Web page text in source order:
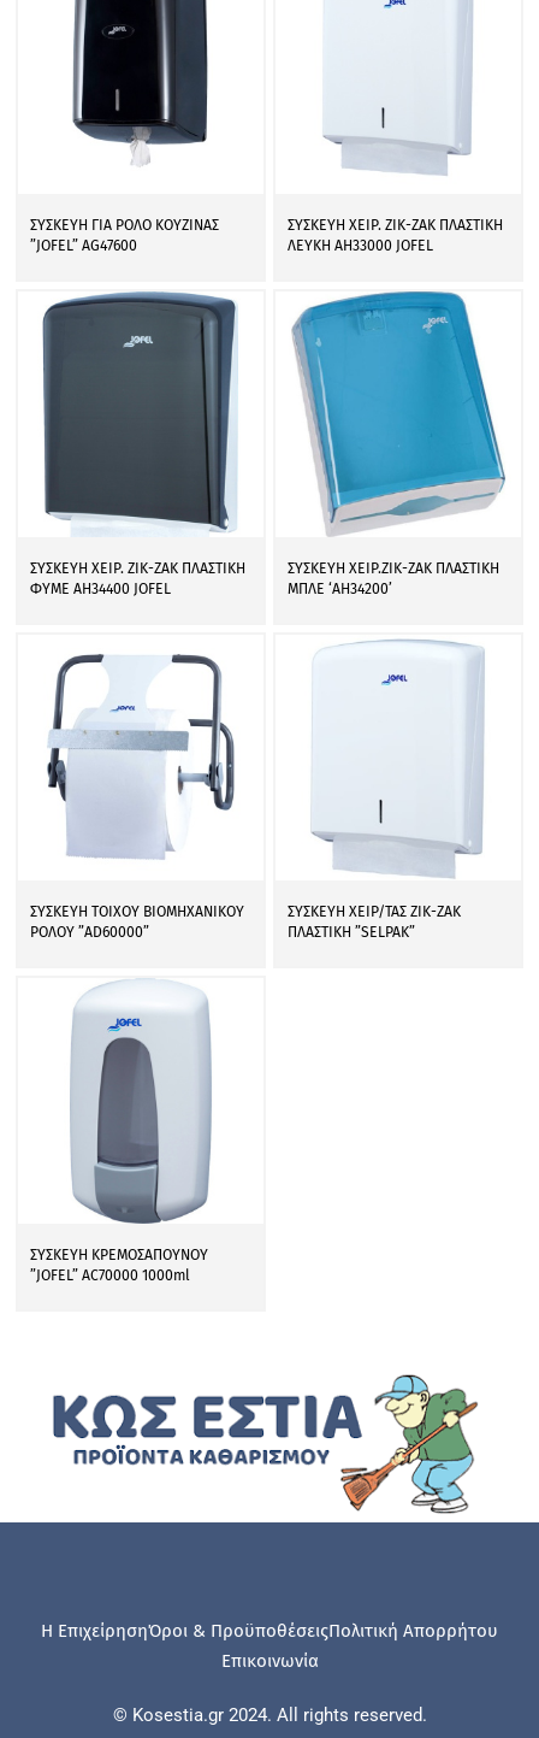
ΣΥΣΚΕΥΗ ΓΙΑ ΡΟΛΟ ΚΟΥΖΙΝΑΣ
”JOFEL” AG47600
ΣΥΣΚΕΥΗ ΧΕΙΡ. ΖΙΚ-ΖΑΚ ΠΛΑΣΤΙΚΗ
ΛΕΥΚΗ AH33000 JOFEL
ΣΥΣΚΕΥΗ ΧΕΙΡ. ΖΙΚ-ΖΑΚ ΠΛΑΣΤΙΚΗ
ΦΥΜΕ AH34400 JOFEL
ΣΥΣΚΕΥΗ ΧΕΙΡ.ΖΙΚ-ΖΑΚ ΠΛΑΣΤΙΚΗ
ΜΠΛΕ ‘AH34200’
ΣΥΣΚΕΥΗ ΤΟΙΧΟΥ ΒΙΟΜΗΧΑΝΙΚΟΥ
ΡΟΛΟΥ ”AD60000”
ΣΥΣΚΕΥΗ ΧΕΙΡ/ΤΑΣ ΖΙΚ-ΖΑΚ
ΠΛΑΣΤΙΚΗ ”SELPAK”
ΣΥΣΚΕΥΗ ΚΡΕΜΟΣΑΠΟΥΝΟΥ
”JOFEL” AC70000 1000ml
Η ΕπιχείρησηΌροι & ΠροϋποθέσειςΠολιτική Απορρήτου
Επικοινωνία
© Kosestia.gr 2024. All rights reserved.